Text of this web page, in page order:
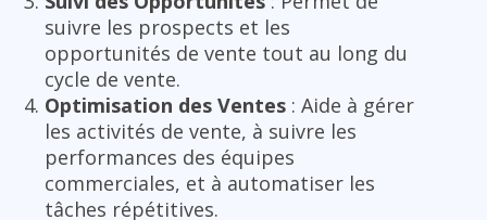
suivre les prospects et les
opportunités de vente tout au long du
cycle de vente.
Optimisation des Ventes : Aide à gérer
les activités de vente, à suivre les
performances des équipes
commerciales, et à automatiser les
tâches répétitives.